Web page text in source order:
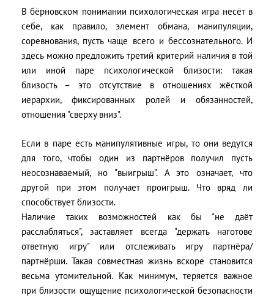
В бёрновском понимании психологическая игра несёт в
себе, как правило, элемент обмана, манипуляции,
соревнования, пусть чаще всего и бессознательного. И
здесь можно предложить третий критерий наличия в той
или иной паре психологической близости: такая
близость – это отсутствие в отношениях жёсткой
иерархии, фиксированных ролей и обязанностей,
отношения "сверху вниз".
Если в паре есть манипулятивные игры, то они ведутся
для того, чтобы один из партнёров получил пусть
неосознаваемый, но "выигрыш". А это означает, что
другой при этом получает проигрыш. Что вряд ли
способствует близости.
Наличие таких возможностей как бы "не даёт
расслабляться", заставляет всегда "держать наготове
ответную игру" или отслеживать игру партнёра/
партнёрши. Такая совместная жизнь вскоре становится
весьма утомительной. Как минимум, теряется важное
при близости ощущение психологической безопасности